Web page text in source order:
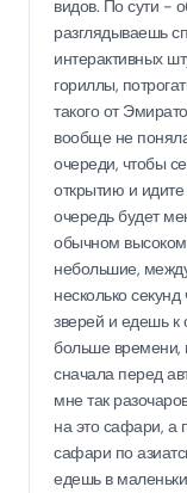
видов. По сути -
разглядываешь
интерактивных
гориллы,
такого от
вообще не
очереди, чтобы
открытию и
очередь будет
обычном высоком
небольшие,
несколько
зверей и едешь к
больше времени,
сначала перед
мне так
на это сафари, а
сафари по
едешь в